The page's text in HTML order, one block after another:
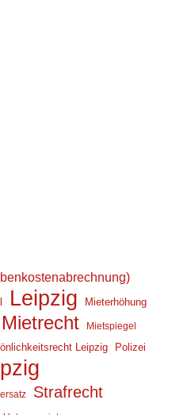
Leipzig Mieterhöhung
Mietrecht Mietspiegel
Leipzig Polizei
Strafrecht